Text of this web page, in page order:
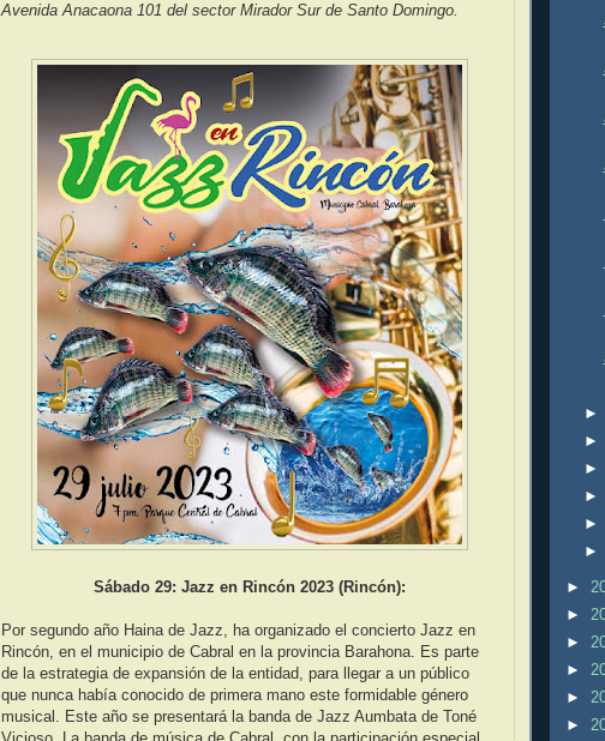
Avenida Anacaona 101 del sector Mirador Sur de Santo Domingo.
Sábado 29: Jazz en Rincón 2023 (Rincón):
Por segundo año Haina de Jazz, ha organizado el concierto Jazz en
Rincón, en el municipio de Cabral en la provincia Barahona. Es parte
de la estrategia de expansión de la entidad, para llegar a un público
que nunca había conocido de primera mano este formidable género
musical. Este año se presentará la banda de Jazz Aumbata de Toné
►
►
►
►
►
►
►
►
►